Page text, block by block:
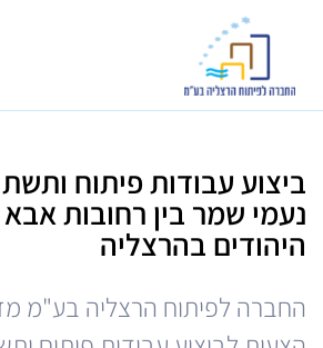
ביצוע עבודות פיתוח
נעמי שמר בין רחובות
היהודים בהרצליה
החברה לפיתוח הרצליה בע"מ